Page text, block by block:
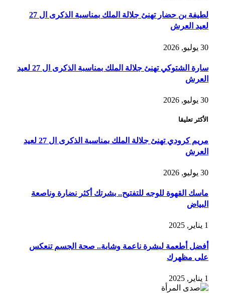
لطيفة بن حضار تهنئ جلالة الملك بمناسبة الذكرى ال 27
لعيد العرش
30 يوليو, 2026
سارة الشتوكي تهنئ جلالة الملك بمناسبة الذكرى ال 27 لعيد
العرش
30 يوليو, 2026
الأكثر تعليقا
مريم كرودي تهنئ جلالة الملك بمناسبة الذكرى ال 27 لعيد
العرش
30 يوليو, 2026
ماسك القهوة للوجه للتفتيح.. بشرتك أكثر نضارة وناصعة
البياض
1 يناير, 2025
أفضل أطعمة لبشرة ناعمة وشابة.. صحة الجسم تنعكس
على مظهرك
1 يناير, 2025